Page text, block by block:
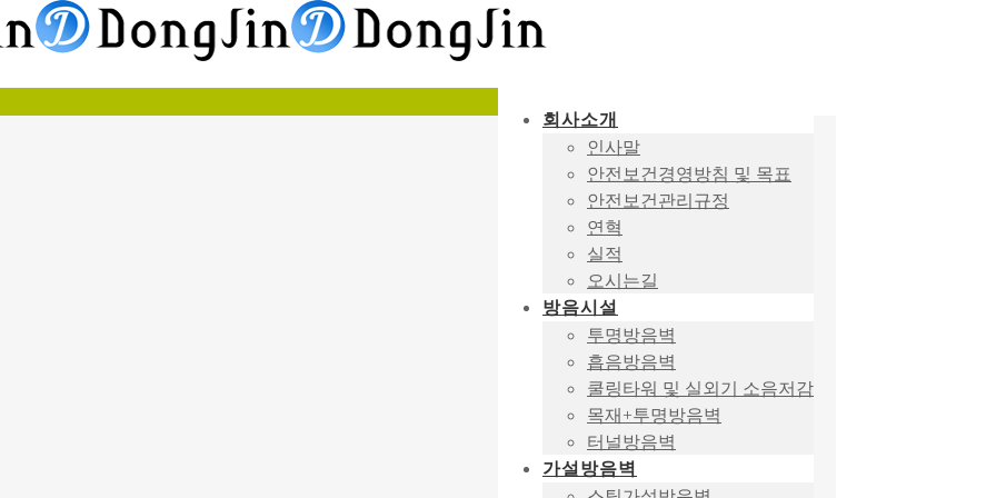
회사소개
인사말
안전보건경영방침 및 목표
안전보건관리규정
연혁
실적
오시는길
방음시설
투명방음벽
흡음방음벽
쿨링타워 및 실외기 소음저감
목재+투명방음벽
터널방음벽
가설방음벽